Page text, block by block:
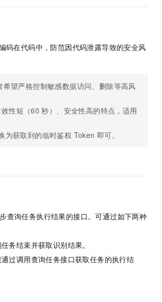
码在代码中，防范因代码泄露导致的安全风
望严格控制敏感数据访问、删除等高风
性短（60 秒）、安全性高的特点，适用
获取到的临时鉴权 Token 即可。
查询任务执行结果的接口。可通过如下两种
务结束并获取识别结果。
过调用查询任务接口获取任务的执行结
Qoder HOT
万有无界
企业级人与Agent协作平台，接入和调度多个数字员工
秒悟
超强辅助，Bolt.diy 一步搞定创意建站
建站小程序
定制建站
APP 开发